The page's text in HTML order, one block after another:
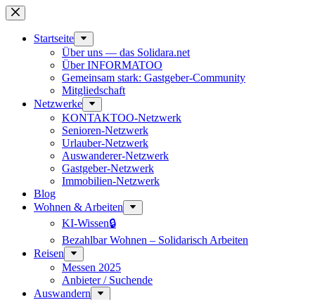
Zum
Inhalt
springenStart­seite
Über uns — das Solidara.net
Über INFORMATOO
Gemeinsam stark: Gastgeber-Community
Mitglied­schaft
Netzwerke
KONTAKTOO-Netzwerk
Senioren-Netzwerk
Urlauber-Netzwerk
Auswan­derer-Netzwerk
Gastgeber-Netzwerk
Immobilien-Netzwerk
Blog
Wohnen & Arbeiten
KI-Wissen🔒
Bezahlbar Wohnen – Solida­risch Arbeiten
Reisen
Messen 2025
Anbieter / Suchende
Auswandern